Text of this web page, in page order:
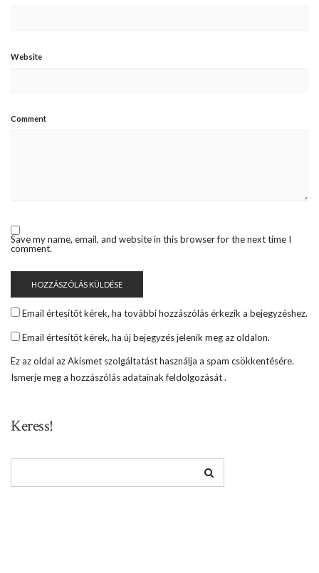
Website
Comment
Save my name, email, and website in this browser for the next time I
comment.
Email értesítőt kérek, ha további hozzászólás érkezik a bejegyzéshez.
Email értesítőt kérek, ha új bejegyzés jelenik meg az oldalon.
Ez az oldal az Akismet szolgáltatást használja a spam csökkentésére.
Ismerje meg a hozzászólás adatainak feldolgozását.
Keress!